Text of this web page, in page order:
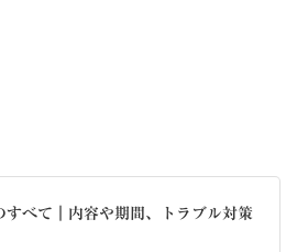
すべて｜内容や期間、トラブル対策